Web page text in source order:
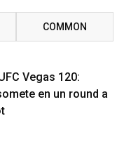
COMMON
Vegas 120:
en un round a